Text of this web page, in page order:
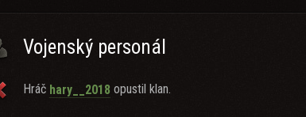
Vojenský personál
Hráč hary__2018 opustil klan.